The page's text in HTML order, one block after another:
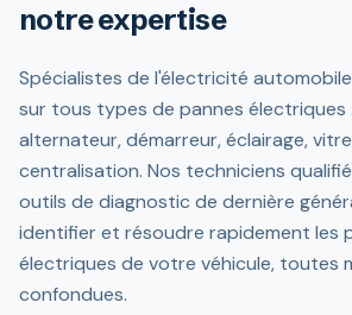
notre expertise
Spécialistes de l'électricité
sur tous types de pannes électriques
alternateur, démarreur, éclairage,
centralisation. Nos techniciens
outils de diagnostic de dernière
identifier et résoudre rapidement les
électriques de votre véhicule, toutes
confondues.